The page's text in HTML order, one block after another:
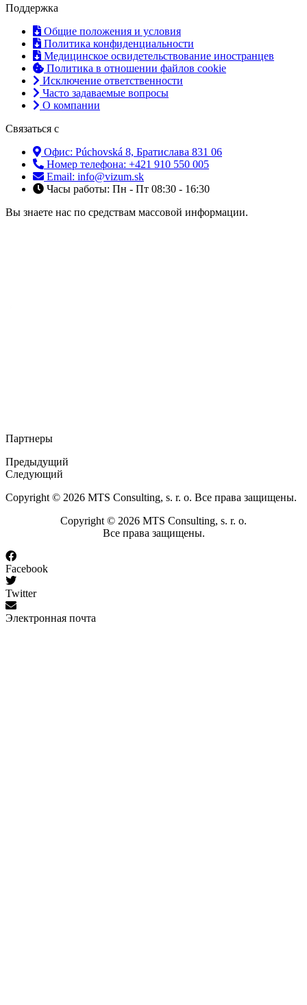
Поддержка
Общие положения и условия
Политика конфиденциальности
Медицинское освидетельствование иностранцев
Политика в отношении файлов cookie
Исключение ответственности
Часто задаваемые вопросы
О компании
Связаться с
Офис: Púchovská 8, Братислава 831 06
Номер телефона: +421 910 550 005
Email: info@vizum.sk
Часы работы: Пн - Пт 08:30 - 16:30
Вы знаете нас по средствам массовой информации.
Партнеры
Предыдущий
Следующий
Copyright © 2026 MTS Consulting, s. r. o. Все права защищены.
Copyright © 2026 MTS Consulting, s. r. o.
Все права защищены.
Facebook
Twitter
Электронная почта